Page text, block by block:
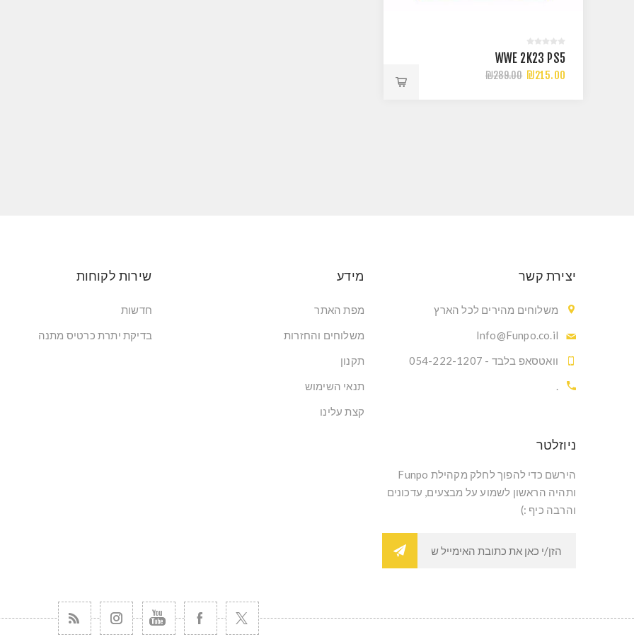
WWE 2K23 PS5
₪215.00
₪289.00
יצירת קשר
משלוחים מהירים לכל הארץ
Info@Funpo.co.il
וואטסאפ בלבד - 054-222-1207
.
מידע
מפת האתר
משלוחים והחזרות
תקנון
תנאי השימוש
קצת עלינו
שירות לקוחות
חדשות
בדיקת יתרת כרטיס מתנה
ניוזלטר
הירשם כדי להפוך לחלק מקהילת Funpo
ותהיה הראשון לשמוע על מבצעים, עדכונים
והרבה כיף :)